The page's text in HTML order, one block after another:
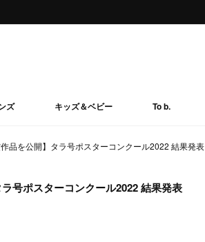
ズ キッズ＆ベビー To b.
作品を公開】タラ号ポスターコンクール2022 結果発表
ラ号ポスターコンクール2022 結果発表